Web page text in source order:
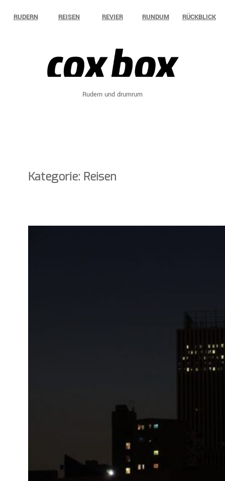
InhaltRUDERN REISEN REVIER RUNDUM RÜCKBLICK
Rudern und drumrum
Kategorie: Reisen